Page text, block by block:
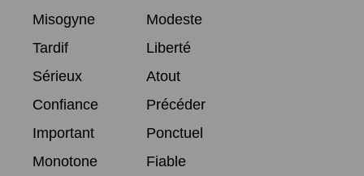
Misogyne
Modeste
Tardif
Liberté
Sérieux
Atout
Confiance
Précéder
Important
Ponctuel
Monotone
Fiable